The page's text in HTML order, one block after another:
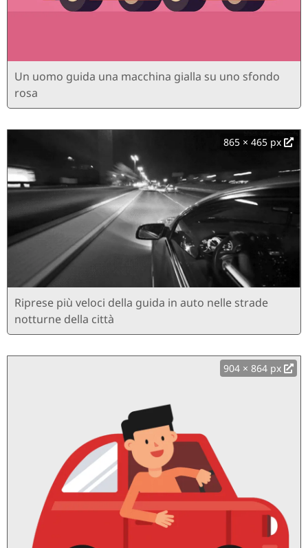
Un uomo guida una macchina gialla su uno sfondo
rosa
865 × 465 px
Riprese più veloci della guida in auto nelle strade
notturne della città
904 × 864 px